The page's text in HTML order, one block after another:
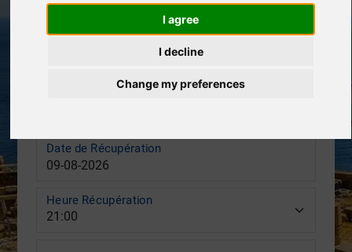
Date de Récupération
Heure Récupération
I agree
I decline
Change my preferences